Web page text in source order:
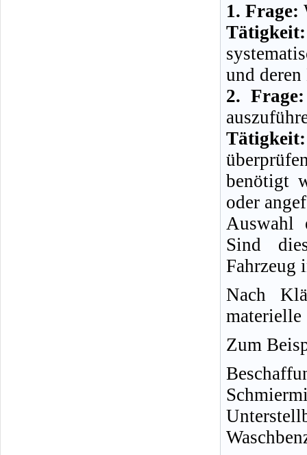
1. Frage:
Tätigkeit:
und
2. Frage:
Tätigkeit:
benötigt
oder
Auswahl
Sind
Fahrzeug
Nach
materielle
Zum